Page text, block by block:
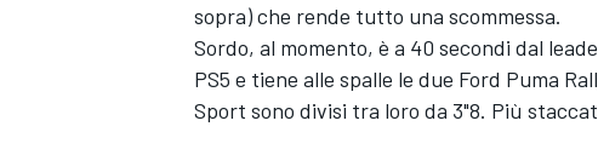
sopra) che rende tutto una scommessa.
Sordo, al momento, è a 40 secondi dal
PS5 e tiene alle spalle le due Ford Puma
Sport sono divisi tra loro da 3"8. Più